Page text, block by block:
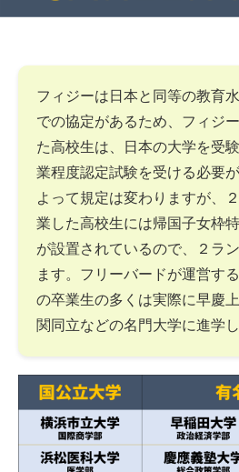
フィジーは日本と同等の教育
での協定があるため、フィジ
た高校生は、日本の大学を受
業程度認定試験を受ける必要
よって規定は変わりますが、
業した高校生には帰国子女枠
が設置されているので、２ラ
ます。フリーバードが運営す
の卒業生の多くは実際に早慶
関同立などの名門大学に進学し